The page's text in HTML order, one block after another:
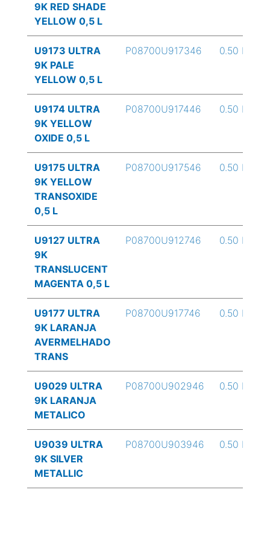
9K RED SHADE
YELLOW 0,5 L
U9173 ULTRA
9K PALE
YELLOW 0,5 L
P08700U917346 0.50 L
U9174 ULTRA
9K YELLOW
OXIDE 0,5 L
P08700U917446 0.50 L
U9175 ULTRA
9K YELLOW
TRANSOXIDE
0,5 L
P08700U917546 0.50 L
U9127 ULTRA
9K
TRANSLUCENT
MAGENTA 0,5 L
P08700U912746 0.50 L
U9177 ULTRA
9K LARANJA
AVERMELHADO
TRANS
P08700U917746 0.50 L
U9029 ULTRA
9K LARANJA
METALICO
P08700U902946 0.50 L
U9039 ULTRA
9K SILVER
METALLIC
P08700U903946 0.50 L